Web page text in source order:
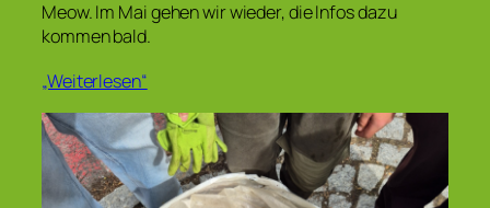
Meow. Im Mai gehen wir wieder, die Infos dazu
kommen bald.
„Weiterlesen“